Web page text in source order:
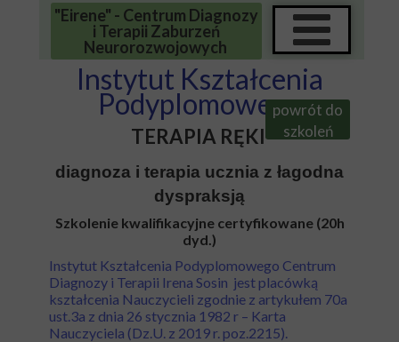
"Eirene" - Centrum Diagnozy
i Terapii Zaburzeń
Neurorozwojowych
powrót do
szkoleń
Instytut Kształcenia
Podyplomowego
TERAPIA RĘKI
diagnoza i terapia ucznia z łagodna
dyspraksją
Szkolenie kwalifikacyjne certyfikowane (20h
dyd.)
Instytut Kształcenia Podyplomowego Centrum
Diagnozy i Terapii Irena Sosin jest placówką
kształcenia Nauczycieli zgodnie z artykułem 70a
ust.3a z dnia 26 stycznia 1982 r – Karta
Nauczyciela (Dz.U. z 2019 r. poz.2215).